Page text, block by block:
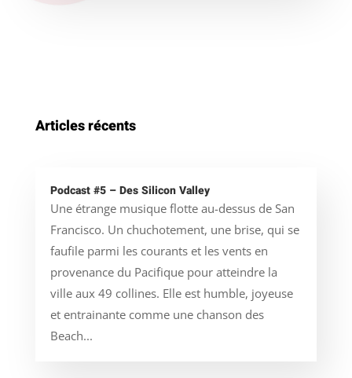
Articles récents
Podcast #5 – Des Silicon Valley
Une étrange musique flotte au-dessus de San
Francisco. Un chuchotement, une brise, qui se
faufile parmi les courants et les vents en
provenance du Pacifique pour atteindre la
ville aux 49 collines. Elle est humble, joyeuse
et entrainante comme une chanson des
Beach...